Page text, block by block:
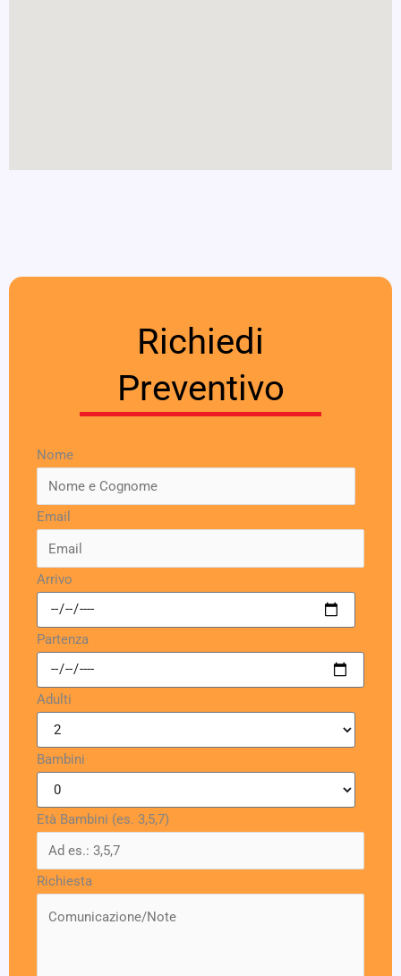
Richiedi
Preventivo
Nome
Email
Arrivo
Partenza
Adulti
Bambini
Età Bambini (es. 3,5,7)
Richiesta